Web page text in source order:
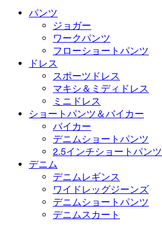
水着ボトムス
水着セット
ブラ
下着
パンツ
ジョガー
ワークパンツ
フローショートパンツ
ドレス
スポーツドレス
マキシ＆ミディドレス
ミニドレス
ショートパンツ＆バイカー
バイカー
デニムショートパンツ
2.5インチショートパンツ
デニム
デニムレギンス
ワイドレッグジーンズ
デニムショートパンツ
デニムスカート